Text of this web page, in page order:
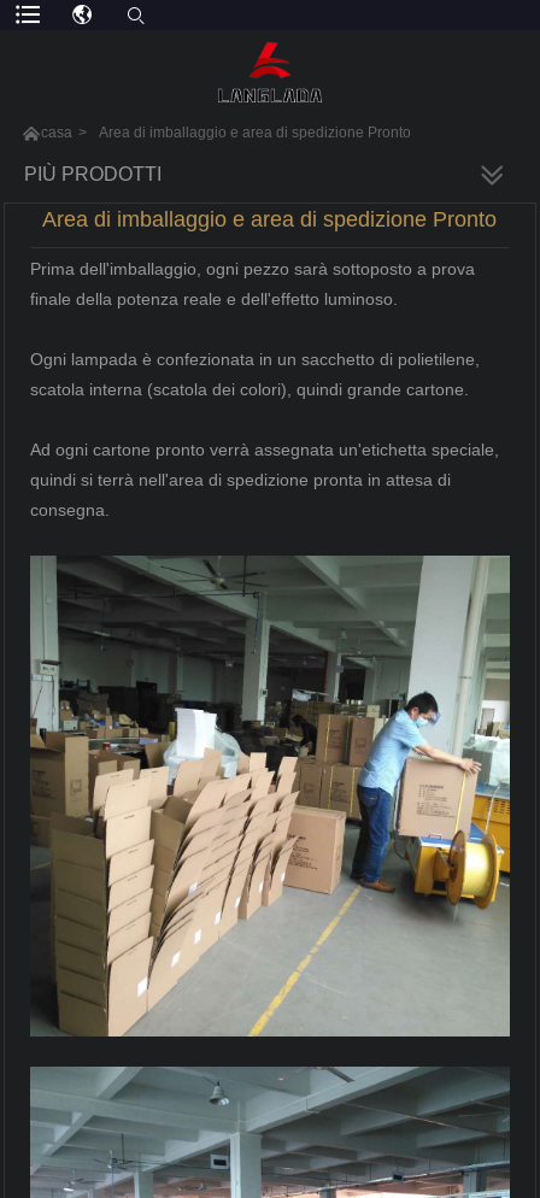
casa > Area di imballaggio e area di spedizione Pronto
PIÙ PRODOTTI
Area di imballaggio e area di spedizione Pronto
Prima dell'imballaggio, ogni pezzo sarà sottoposto a prova
finale della potenza reale e dell'effetto luminoso.
Ogni lampada è confezionata in un sacchetto di polietilene,
scatola interna (scatola dei colori), quindi grande cartone.
Ad ogni cartone pronto verrà assegnata un'etichetta speciale,
quindi si terrà nell'area di spedizione pronta in attesa di
consegna.